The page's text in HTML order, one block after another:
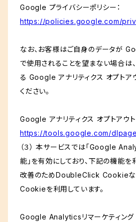
Google プライバシーポリシー：
https://policies.google.com/
なお、お客様はご自身のデータが
で使用されることを望まない場合
る Google アナリティクス オプトア
ください。
Google アナリティクス オプトアウト
https://tools.google.com/
（３） 本サービスでは「Google
能」を有効にしており、下記の機能を
改善のためDoubleClick Cookieな
Cookieを利用しています。
Google Analyticsリマーケティング